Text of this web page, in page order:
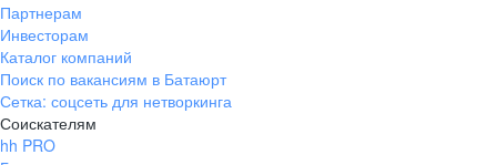
Партнерам
Инвесторам
Каталог компаний
Поиск по вакансиям в Батаюрт
Сетка: соцсеть для нетворкинга
Соискателям
hh PRO